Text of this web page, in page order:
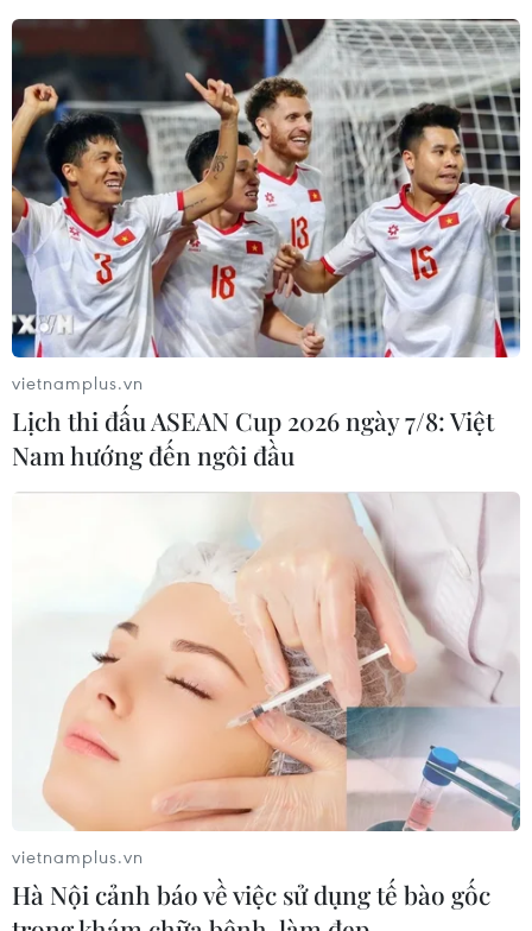
vietnamplus.vn
Lịch thi đấu ASEAN Cup 2026 ngày 7/8: Việt
Nam hướng đến ngôi đầu
vietnamplus.vn
Hà Nội cảnh báo về việc sử dụng tế bào gốc